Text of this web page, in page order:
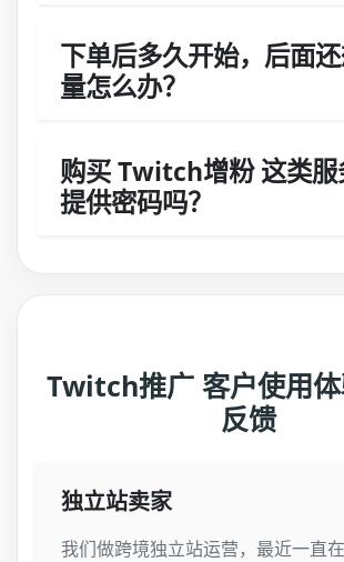
下单后多久开始，后面
量怎么办？
购买 Twitch增粉 这类服
提供密码吗？
Twitch推广 客户使用
反馈
独立站卖家
我们做跨境独立站运营，最近一直